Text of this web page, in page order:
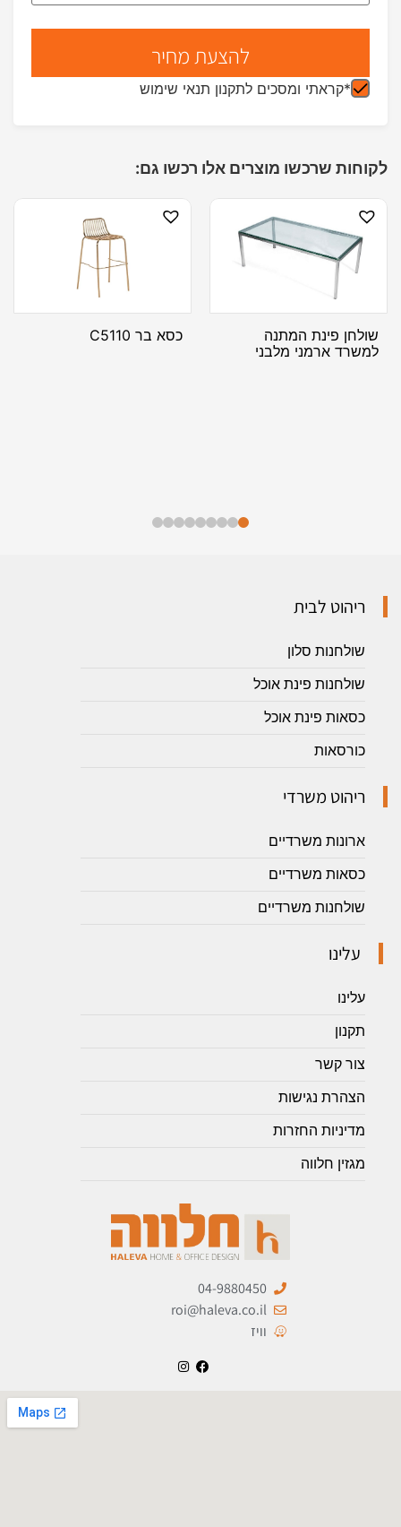
*קראתי ומסכים לתקנון תנאי שימוש
לקוחות שרכשו מוצרים אלו רכשו גם:
שולחן פינת המתנה
למשרד ארמני מלבני
כסא בר C5110
ריהוט לבית
שולחנות סלון
שולחנות פינת אוכל
כסאות פינת אוכל
כורסאות
ריהוט משרדי
ארונות משרדיים
כסאות משרדיים
שולחנות משרדיים
עלינו
עלינו
תקנון
צור קשר
הצהרת נגישות
מדיניות החזרות
מגזין חלווה
04-9880450
roi@haleva.co.il
וויז